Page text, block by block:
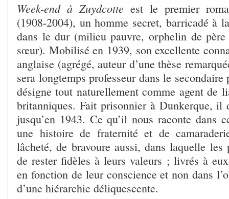
Week-end à Zuydcotte est le premier
(1908-2004), un homme secret, barricadé à
dans le dur (milieu pauvre, orphelin de
sœur). Mobilisé en 1939, son excellente
anglaise (agrégé, auteur d’une thèse
sera longtemps professeur dans le
désigne tout naturellement comme agent de
britanniques. Fait prisonnier à Dunkerque, il
jusqu’en 1943. Ce qu’il nous raconte dans
une histoire de fraternité et de
lâcheté, de bravoure aussi, dans laquelle les
de rester fidèles à leurs valeurs ; livrés à
en fonction de leur conscience et non dans
d’une hiérarchie déliquescente.